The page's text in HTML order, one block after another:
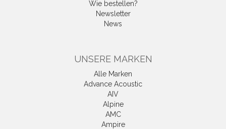
Wie bestellen?
Newsletter
News
UNSERE MARKEN
Alle Marken
Advance Acoustic
AIV
Alpine
AMC
Ampire